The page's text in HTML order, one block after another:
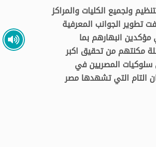
ولجميع الكليات والمراكز
تطوير الجوانب المعرفية
انبهارهم بما
مكنتهم من تحقيق اكبر
سلوكيات المصريين في
التام التي تشهدها مصر